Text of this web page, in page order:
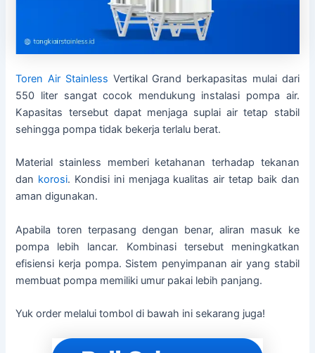
Toren Air Stainless Vertikal Grand berkapasitas mulai dari
550 liter sangat cocok mendukung instalasi pompa air.
Kapasitas tersebut dapat menjaga suplai air tetap stabil
sehingga pompa tidak bekerja terlalu berat.
Material stainless memberi ketahanan terhadap tekanan
dan korosi. Kondisi ini menjaga kualitas air tetap baik dan
aman digunakan.
Apabila toren terpasang dengan benar, aliran masuk ke
pompa lebih lancar. Kombinasi tersebut meningkatkan
efisiensi kerja pompa. Sistem penyimpanan air yang stabil
membuat pompa memiliki umur pakai lebih panjang.
Yuk order melalui tombol di bawah ini sekarang juga!